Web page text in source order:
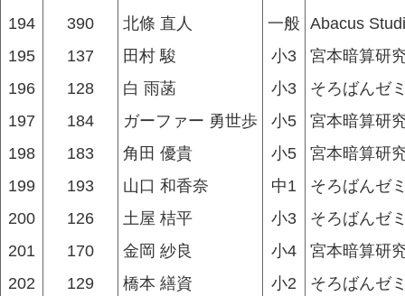
194
390 北條 直人 一般 Abacus
195
137 田村 駿 小3
宮本暗算研
196
128 白 雨菡 小3
そろばんゼ
197
184 ガーファー 勇世歩 小5
宮本暗算研
198
183 角田 優貴 小5
宮本暗算研
199
193 山口 和香奈 中1
そろばんゼ
200
126 土屋 桔平 小3
そろばんゼ
201
170 金岡 紗良 小4
宮本暗算研
202
129 橋本 繕資 小2
そろばんゼ